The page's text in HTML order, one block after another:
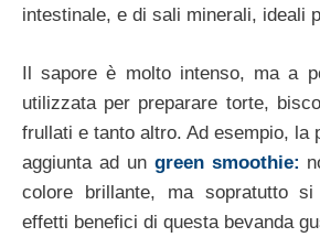
intestinale, e di sali minerali, ideali
Il sapore è molto intenso, ma a
utilizzata per preparare torte,
frullati e tanto altro. Ad esempio, la
aggiunta ad un green smoothie:
colore brillante, ma sopratutto si
effetti benefici di questa bevanda